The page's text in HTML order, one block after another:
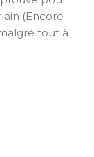
(Encore
tout à